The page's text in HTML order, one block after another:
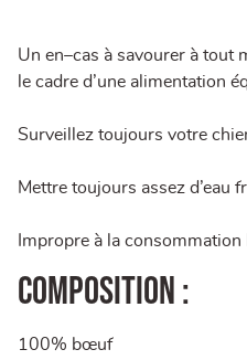
Un en–cas à savourer à tout
le cadre d’une alimentation
Surveillez toujours votre
Mettre toujours assez d’eau
Impropre à la consommation
Composition :
100% bœuf